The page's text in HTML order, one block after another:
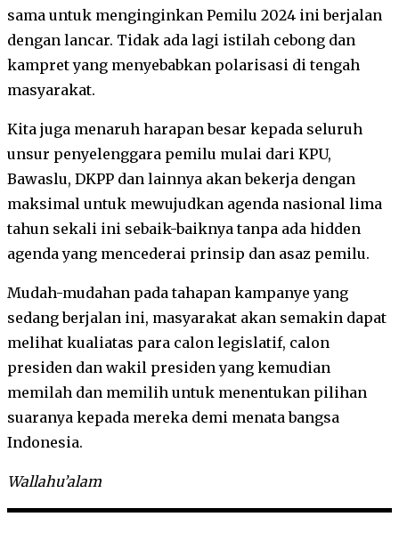
sama untuk menginginkan Pemilu 2024 ini berjalan
dengan lancar. Tidak ada lagi istilah cebong dan
kampret yang menyebabkan polarisasi di tengah
masyarakat.
Kita juga menaruh harapan besar kepada seluruh
unsur penyelenggara pemilu mulai dari KPU,
Bawaslu, DKPP dan lainnya akan bekerja dengan
maksimal untuk mewujudkan agenda nasional lima
tahun sekali ini sebaik-baiknya tanpa ada hidden
agenda yang mencederai prinsip dan asaz pemilu.
Mudah-mudahan pada tahapan kampanye yang
sedang berjalan ini, masyarakat akan semakin dapat
melihat kualiatas para calon legislatif, calon
presiden dan wakil presiden yang kemudian
memilah dan memilih untuk menentukan pilihan
suaranya kepada mereka demi menata bangsa
Indonesia.
Wallahu’alam